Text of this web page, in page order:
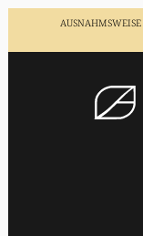
AUSNAHMSWEISE